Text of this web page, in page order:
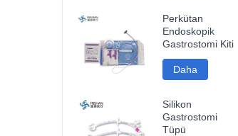
Perkütan
Endoskopik
Gastrostomi Kiti
Daha
Silikon
Gastrostomi
Tüpü